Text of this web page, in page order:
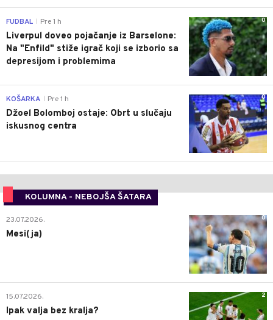
0
FUDBAL Pre 1 h
Liverpul doveo pojačanje iz Barselone:
Na "Enfild" stiže igrač koji se izborio sa
depresijom i problemima
0
KOŠARKA Pre 1 h
Džoel Bolomboj ostaje: Obrt u slučaju
iskusnog centra
KOLUMNA - NEBOJŠA ŠATARA
0
23.07.2026.
Mesi(ja)
2
15.07.2026.
Ipak valja bez kralja?